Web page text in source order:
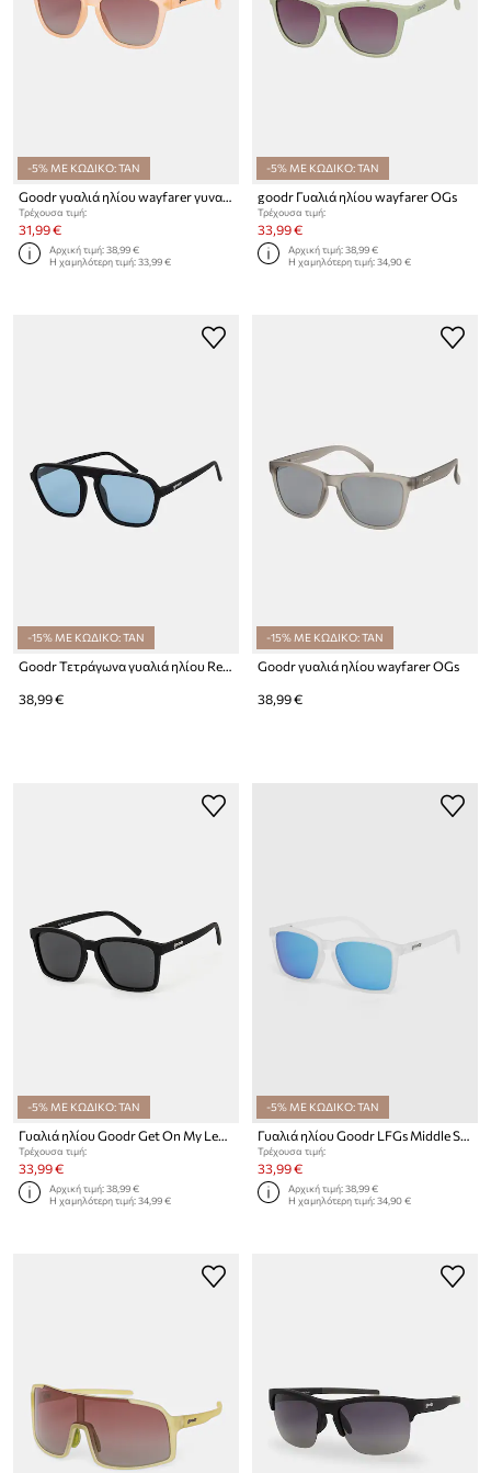
-5% ΜΕ ΚΩΔΙΚΟ: TAN
Goodr γυαλιά ηλίου wayfarer γυναικεία OGs
Τρέχουσα τιμή:
31,99 €
Αρχική τιμή:38,99 €
Η χαμηλότερη τιμή:33,99 €
-5% ΜΕ ΚΩΔΙΚΟ: TAN
goodr Γυαλιά ηλίου wayfarer OGs
Τρέχουσα τιμή:
33,99 €
Αρχική τιμή:38,99 €
Η χαμηλότερη τιμή:34,90 €
-15% ΜΕ ΚΩΔΙΚΟ: TAN
38,99 €
-15% ΜΕ ΚΩΔΙΚΟ: TAN
Goodr γυαλιά ηλίου wayfarer OGs
38,99 €
-5% ΜΕ ΚΩΔΙΚΟ: TAN
Γυαλιά ηλίου Goodr Get On My Level
Τρέχουσα τιμή:
33,99 €
Αρχική τιμή:38,99 €
Η χαμηλότερη τιμή:34,99 €
-5% ΜΕ ΚΩΔΙΚΟ: TAN
Γυαλιά ηλίου Goodr LFGs Middle Seat Advantage
Τρέχουσα τιμή:
33,99 €
Αρχική τιμή:38,99 €
Η χαμηλότερη τιμή:34,90 €